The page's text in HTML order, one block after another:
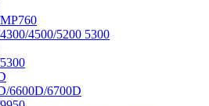
4500/5200 5300
6600D/6700D